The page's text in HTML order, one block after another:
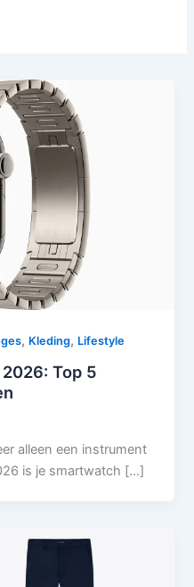
, Kleding, Lifestyle
Top 5
alleen een instrument
is je smartwatch […]